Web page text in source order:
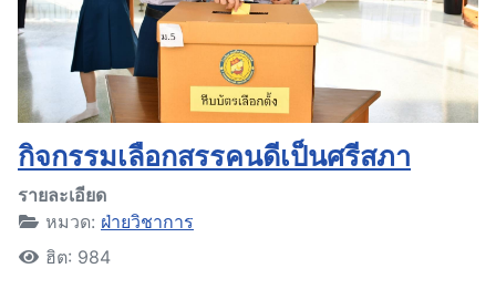
กิจกรรมเลือกสรรคนดีเป็นศรีสภา
รายละเอียด
หมวด: ฝ่ายวิชาการ
ฮิต: 984